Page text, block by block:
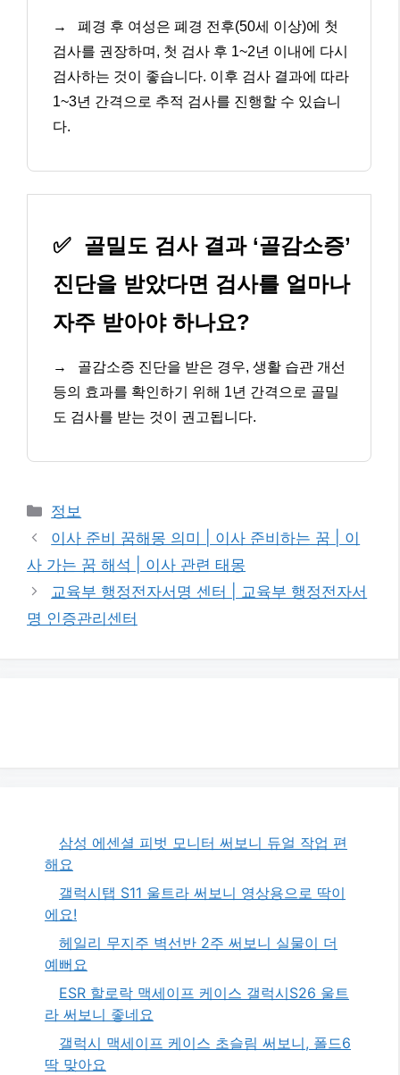
→
폐경 후 여성은 폐경 전후(50세 이상)에 첫
검사를 권장하며, 첫 검사 후 1~2년 이내에 다시
검사하는 것이 좋습니다. 이후 검사 결과에 따라
1~3년 간격으로 추적 검사를 진행할 수 있습니
다.
✅ 골밀도 검사 결과 ‘골감소증’
진단을 받았다면 검사를 얼마나
자주 받아야 하나요?
→
골감소증 진단을 받은 경우, 생활 습관 개선
등의 효과를 확인하기 위해 1년 간격으로 골밀
도 검사를 받는 것이 권고됩니다.
카
테
리
정보
이사 준비 꿈해몽 의미 | 이사 준비하는 꿈 | 이
사 가는 꿈 해석 | 이사 관련 태몽
교육부 행정전자서명 센터 | 교육부 행정전자서
명 인증관리센터
삼성 에센셜 피벗 모니터 써보니 듀얼 작업 편
해요
갤럭시탭 S11 울트라 써보니 영상용으로 딱이
에요!
헤일리 무지주 벽선반 2주 써보니 실물이 더
예뻐요
ESR 할로락 맥세이프 케이스 갤럭시S26 울트
라 써보니 좋네요
갤럭시 맥세이프 케이스 초슬림 써보니, 폴드6
딱 맞아요